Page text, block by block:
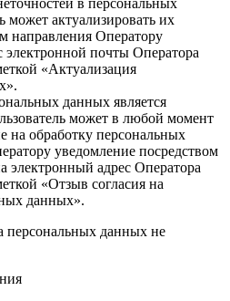
в персональных
может актуализировать их
направления Оператору
электронной почты Оператора
«Актуализация
данных является
может в любой момент
на обработку персональных
уведомление посредством
электронный адрес Оператора
«Отзыв согласия на
данных».
персональных данных не